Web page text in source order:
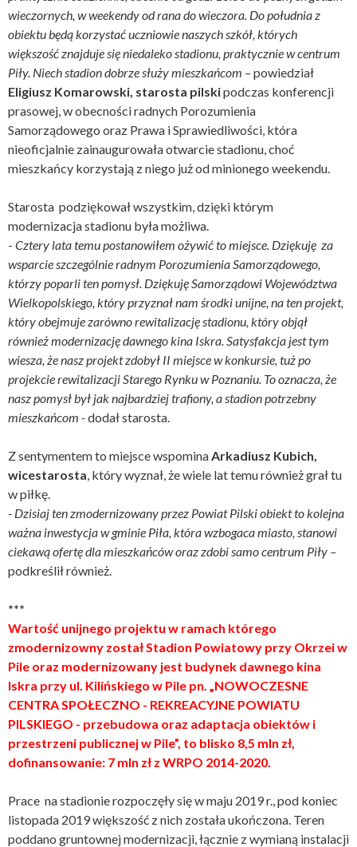
wieczornych, w weekendy od rana do wieczora. Do południa z
obiektu będą korzystać uczniowie naszych szkół, których
większość znajduje się niedaleko stadionu, praktycznie w centrum
Piły. Niech stadion dobrze służy mieszkańcom –powiedział
Eligiusz Komarowski, starosta pilskipodczas konferencji
prasowej, w obecności radnych Porozumienia
Samorządowego oraz Prawa i Sprawiedliwości, która
nieoficjalnie zainaugurowała otwarcie stadionu, choć
mieszkańcy korzystają z niego już od minionego weekendu.
Starosta podziękował wszystkim, dzięki którym
modernizacja stadionu była możliwa.
- Cztery lata temu postanowiłem ożywić to miejsce. Dziękuję za
wsparcie szczególnie radnym Porozumienia Samorządowego,
którzy poparli ten pomysł. Dziękuję Samorządowi Województwa
Wielkopolskiego, który przyznał nam środki unijne, na ten projekt,
który obejmuje zarówno rewitalizację stadionu, który objął
również modernizację dawnego kina Iskra. Satysfakcja jest tym
wiesza, że nasz projekt zdobył II miejsce w konkursie, tuż po
projekcie rewitalizacji Starego Rynku w Poznaniu. To oznacza, że
nasz pomysł był jak najbardziej trafiony, a stadion potrzebny
mieszkańcom -dodał starosta.
Z sentymentem to miejsce wspominaArkadiusz Kubich,
wicestarosta, który wyznał, że wiele lat temu również grał tu
w piłkę.
- Dzisiaj ten zmodernizowany przez Powiat Pilski obiekt to kolejna
ważna inwestycja w gminie Piła, która wzbogaca miasto, stanowi
ciekawą ofertę dla mieszkańców oraz zdobi samo centrum Piły –
podkreślił również.
***
Wartość unijnego projektu w ramach którego
zmodernizowny został Stadion Powiatowy przy Okrzei w
Pile oraz modernizowany jest budynek dawnego kina
Iskra przy ul. Kilińskiego w Pile pn. „NOWOCZESNE
CENTRA SPOŁECZNO - REKREACYJNE POWIATU
PILSKIEGO - przebudowa oraz adaptacja obiektów i
przestrzeni publicznej w Pile”, to blisko 8,5 mln zł,
dofinansowanie: 7 mln zł z WRPO 2014-2020.
Prace na stadionie rozpoczęły się w maju 2019 r., pod koniec
listopada 2019 większość z nich została ukończona. Teren
poddano gruntownej modernizacji, łącznie z wymianą instalacji